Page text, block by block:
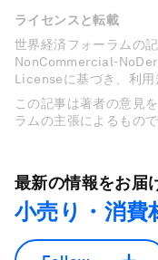
ライセンスと転載
世界経済フォーラムの
NonCommercial-
Licenseに基づき、利用
この記事は著者の意見
ラムの主張によるもの
最新の情報をお届
小売り・消